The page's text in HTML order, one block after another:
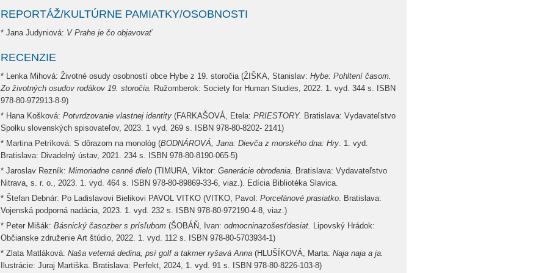
REPORTÁŽ/KULTÚRNE PAMIATKY/OSOBNOSTI
* Jana Judyniová: V Prahe je čo objavovať
RECENZIE
* Lenka Mihová: Životné osudy osobností obce Hybe z 19. storočia (ŽIŠKA, Stanislav: Hybe: Pohltení časom.
Zo životných osudov rodákov 19. storočia. Ružomberok: Society for Human Studies, 2022. 1. vyd. 344 s. ISBN
978-80-972913-8-9)
* Hana Košková: Potvrdzovanie vlastnej identity (FARKAŠOVÁ, Etela: PRIESTORY. Bratislava: Vydavateľstvo
Spolku slovenských spisovateľov, 2023. 1 vyd. 269 s. ISBN 978-80-8202- 2141)
* Martina Petríková: S dôrazom na monológ (BODNÁROVÁ, Jana: Dievča z morského dna: Hry. 1. vyd.
Bratislava: Divadelný ústav, 2021. 234 s. ISBN 978-80-8190-065-5)
* Jaroslav Rezník: Mimoriadne cenné dielo (TIMURA, Viktor: Generácie obrodenia. Bratislava: Vydavateľstvo
Nitrava, s. r. o., 2023. 1. vyd. 464 s. ISBN 978-80-89869-33-6, viaz.). Edícia Bibliotéka Slavica.
* Štefan Debnár: Po Ladislavovi Bielikovi PAVOL VITKO (VITKO, Pavol: Porcelánové prasiatko. Bratislava:
Vojenská podporná nadácia, 2023. 1. vyd. 232 s. ISBN 978-80-972190-4-8, viaz.)
* Peter Mišák: Básnický časozber s prísľubom (ŠOBÁŇ, Ivan: odmocninazošesťdesiat. Lipovský Hrádok:
Občianske združenie Art štúdio, 2022. 1. vyd. 112 s. ISBN 978-80-5703934-1)
* Zlata Matláková: Naša veterná dedina, psí golf a takmer ryšavá Anna (HLUŠÍKOVÁ, Marta: Naja naja a ja.
Ilustrácie: Juraj Martiška. Bratislava: Perfekt, 2024, 1. vyd. 91 s. ISBN 978-80-8226-103-8)